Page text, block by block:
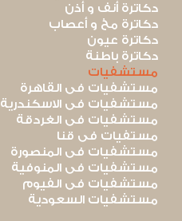
دكاترة أنف و أذن
دكاترة مخ و أعصاب
دكاترة عيون
دكاترة باطنة
مستشفيات
مستشفيات فى القاهرة
مستشفيات فى الاسكندرية
مستشفيات فى الغردقة
مستفيات فى قنا
مستشفيات فى المنصورة
مستشفيات فى المنوفية
مستشفيات فى الفيوم
مستشفيات السعودية